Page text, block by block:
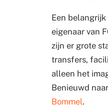
Een
eigenaar van
zijn er grote
transfers,
alleen het
Benieuwd
Bommel.